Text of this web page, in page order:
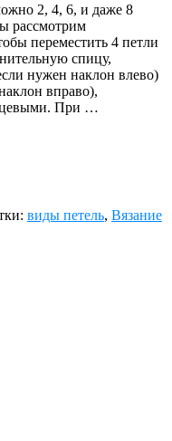
2, 4, 6, и даже 8
рассмотрим
переместить 4 петли
спицу,
нужен наклон влево)
вправо),
При …
виды петель, Вязание